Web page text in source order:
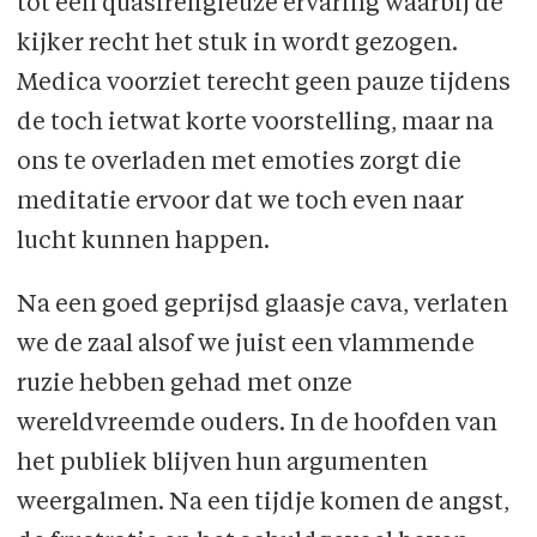
kijker recht het stuk in wordt gezogen.
Medica voorziet terecht geen pauze tijdens
de toch ietwat korte voorstelling, maar na
ons te overladen met emoties zorgt die
meditatie ervoor dat we toch even naar
lucht kunnen happen.
Na een goed geprijsd glaasje cava, verlaten
we de zaal alsof we juist een vlammende
ruzie hebben gehad met onze
wereldvreemde ouders. In de hoofden van
het publiek blijven hun argumenten
weergalmen. Na een tijdje komen de angst,